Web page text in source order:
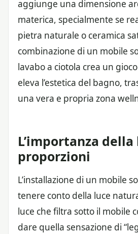
aggiunge una dimensione
materica, specialmente se
pietra naturale o ceramica
combinazione di un mobile
lavabo a ciotola crea un
eleva l’estetica del bagno,
una vera e propria zona
L’importanza
proporzioni
L’installazione di un mobile
tenere conto della luce
luce che filtra sotto il mobile
dare quella sensazione di